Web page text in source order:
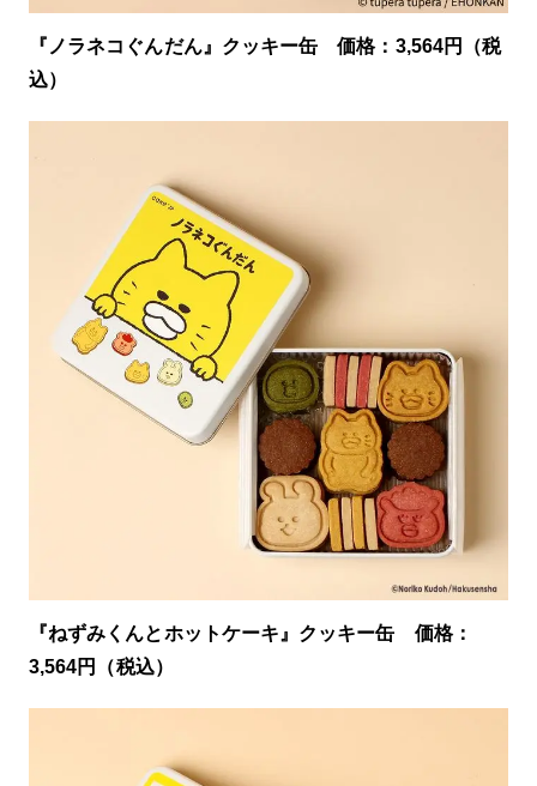
『ノラネコぐんだん』クッキー缶 価格：3,564円（税
込）
『ねずみくんとホットケーキ』クッキー缶 価格：
3,564円（税込）